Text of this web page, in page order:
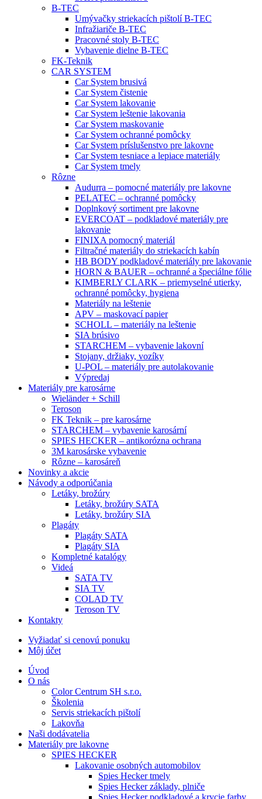
B-TEC
Umývačky striekacích pištolí B-TEC
Infražiariče B-TEC
Pracovné stoly B-TEC
Vybavenie dielne B-TEC
FK-Teknik
CAR SYSTEM
Car System brusivá
Car System čistenie
Car System lakovanie
Car System leštenie lakovania
Car System maskovanie
Car System ochranné pomôcky
Car System príslušenstvo pre lakovne
Car System tesniace a lepiace materiály
Car System tmely
Rôzne
Audurra – pomocné materiály pre lakovne
PELATEC – ochranné pomôcky
Doplnkový sortiment pre lakovne
EVERCOAT – podkladové materiály pre
lakovanie
FINIXA pomocný materiál
Filtračné materiály do striekacích kabín
HB BODY podkladové materiály pre lakovanie
HORN & BAUER – ochranné a špeciálne fólie
KIMBERLY CLARK – priemyselné utierky,
ochranné pomôcky, hygiena
Materiály na leštenie
APV – maskovací papier
SCHOLL – materiály na leštenie
SIA brúsivo
STARCHEM – vybavenie lakovní
Stojany, držiaky, vozíky
U-POL – materiály pre autolakovanie
Výpredaj
Materiály pre karosárne
Wieländer + Schill
Teroson
FK Teknik – pre karosárne
STARCHEM – vybavenie karosární
SPIES HECKER – antikorózna ochrana
3M karosárske vybavenie
Rôzne – karosáreň
Novinky a akcie
Návody a odporúčania
Letáky, brožúry
Letáky, brožúry SATA
Letáky, brožúry SIA
Plagáty
Plagáty SATA
Plagáty SIA
Kompletné katalógy
Videá
SATA TV
SIA TV
COLAD TV
Teroson TV
Kontakty
Vyžiadať si cenovú ponuku
Môj účet
Úvod
O nás
Color Centrum SH s.r.o.
Školenia
Servis striekacích pištolí
Lakovňa
Naši dodávatelia
Materiály pre lakovne
SPIES HECKER
Lakovanie osobných automobilov
Spies Hecker tmely
Spies Hecker základy, plniče
Spies Hecker podkladové a krycie farby